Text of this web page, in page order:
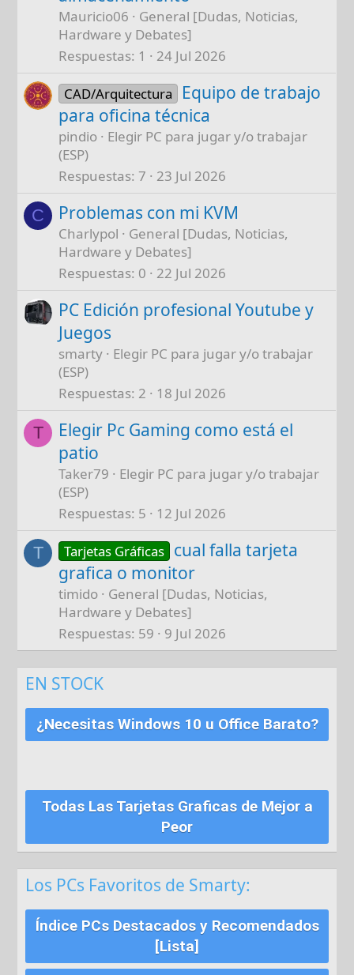
Mauricio06
General [Dudas, Noticias,
Hardware y Debates]
Respuestas 1 24 Jul 2026
CAD/Arquitectura
Equipo de trabajo
para oficina técnica
pindio
Elegir PC para jugar y/o trabajar
(ESP)
Respuestas 7 23 Jul 2026
C Problemas con mi KVM
Charlypol
General [Dudas, Noticias,
Hardware y Debates]
Respuestas 0 22 Jul 2026
PC Edición profesional Youtube y
Juegos
smarty
Elegir PC para jugar y/o trabajar
(ESP)
Respuestas 2 18 Jul 2026
T
Elegir Pc Gaming como está el
patio
Taker79
Elegir PC para jugar y/o trabajar
(ESP)
Respuestas 5 12 Jul 2026
T Tarjetas Gráficas cual falla tarjeta
grafica o monitor
timido
General [Dudas, Noticias,
Hardware y Debates]
Respuestas 59 9 Jul 2026
EN STOCK
¿Necesitas Windows 10 u Office Barato?
Todas Las Tarjetas Graficas de Mejor a
Peor
Los PCs Favoritos de Smarty:
Índice PCs Destacados y Recomendados
[Lista]